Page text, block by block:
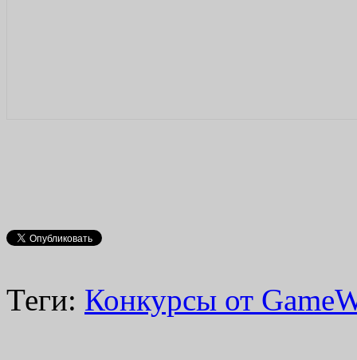
Теги: Конкурсы от